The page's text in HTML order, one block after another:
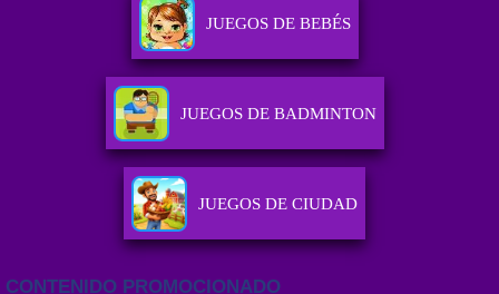
JUEGOS DE BEBÉS
JUEGOS DE BADMINTON
JUEGOS DE CIUDAD